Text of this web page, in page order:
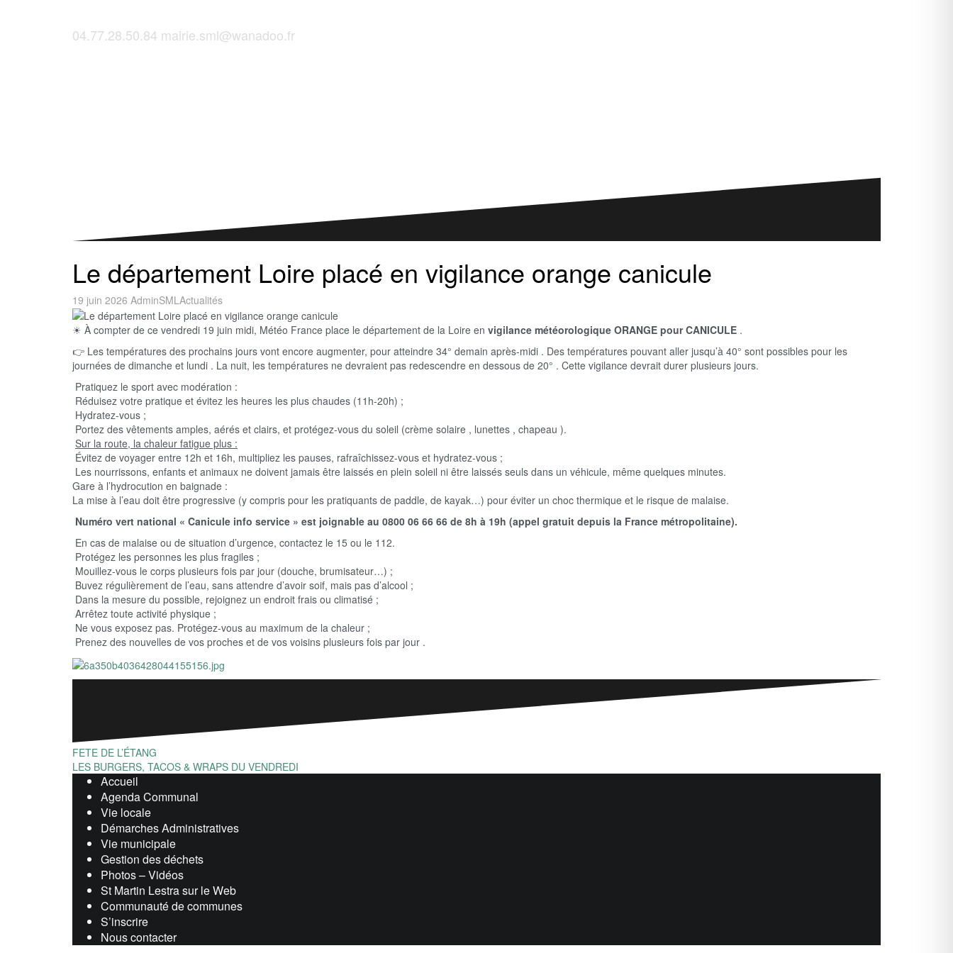
04.77.28.50.84 mairie.sml@wanadoo.fr
Le département Loire placé en vigilance orange canicule
19 juin 2026 AdminSML Actualités
☀ À compter de ce vendredi 19 juin midi, Météo France place le département de la Loire en vigilance météorologique ORANGE pour CANICULE .
👉 Les températures des prochains jours vont encore augmenter, pour atteindre 34° demain après-midi . Des températures pouvant aller jusqu’à 40° sont possibles pour les
journées de dimanche et lundi . La nuit, les températures ne devraient pas redescendre en dessous de 20° . Cette vigilance devrait durer plusieurs jours.
Pratiquez le sport avec modération :
Réduisez votre pratique et évitez les heures les plus chaudes (11h-20h) ;
Hydratez-vous ;
Portez des vêtements amples, aérés et clairs, et protégez-vous du soleil (crème solaire , lunettes , chapeau ).
Sur la route, la chaleur fatigue plus :
Évitez de voyager entre 12h et 16h, multipliez les pauses, rafraîchissez-vous et hydratez-vous ;
Les nourrissons, enfants et animaux ne doivent jamais être laissés en plein soleil ni être laissés seuls dans un véhicule, même quelques minutes.
Gare à l’hydrocution en baignade :
La mise à l’eau doit être progressive (y compris pour les pratiquants de paddle, de kayak…) pour éviter un choc thermique et le risque de malaise.
Numéro vert national « Canicule info service » est joignable au 0800 06 66 66 de 8h à 19h (appel gratuit depuis la France métropolitaine).
En cas de malaise ou de situation d’urgence, contactez le 15 ou le 112.
Protégez les personnes les plus fragiles ;
Mouillez-vous le corps plusieurs fois par jour (douche, brumisateur…) ;
Buvez régulièrement de l’eau, sans attendre d’avoir soif, mais pas d’alcool ;
Dans la mesure du possible, rejoignez un endroit frais ou climatisé ;
Arrêtez toute activité physique ;
Ne vous exposez pas. Protégez-vous au maximum de la chaleur ;
Prenez des nouvelles de vos proches et de vos voisins plusieurs fois par jour .
Navigation
de
l’article
FETE DE L’ÉTANG
LES BURGERS, TACOS & WRAPS DU VENDREDI
Accueil
Agenda Communal
Vie locale
Démarches Administratives
Vie municipale
Gestion des déchets
Photos – Vidéos
St Martin Lestra sur le Web
Communauté de communes
S’inscrire
Nous contacter